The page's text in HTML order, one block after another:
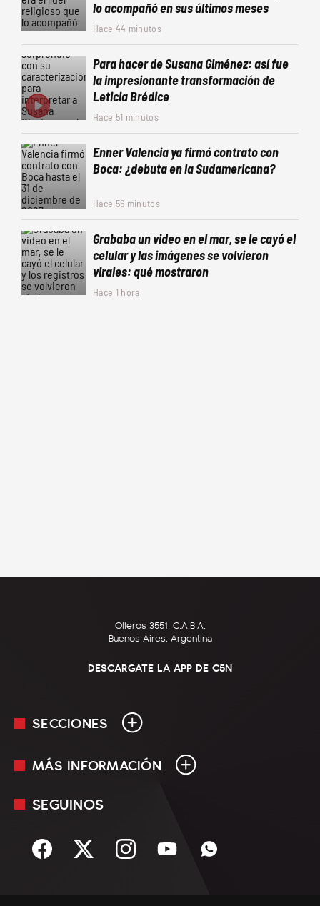
lo acompañó en sus últimos meses
Hace 44 minutos
Para hacer de Susana Giménez: así fue
la impresionante transformación de
Leticia Brédice
Hace 51 minutos
Enner Valencia ya firmó contrato con
Boca: ¿debuta en la Sudamericana?
Hace 56 minutos
Grababa un video en el mar, se le cayó el
celular y las imágenes se volvieron
virales: qué mostraron
Hace 1 hora
Olleros 3551, C.A.B.A.
Buenos Aires, Argentina
DESCARGATE LA APP DE C5N
SECCIONES
En Vivo
Sociedad
MÁS INFORMACIÓN
Mediakit
Términos y condiciones
SEGUINOS